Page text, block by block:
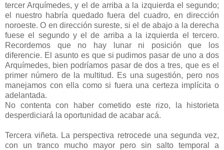
tercer Arquímedes, y el de arriba a la izquierda el segundo;
el nuestro habría quedado fuera del cuadro, en dirección
noroeste. O en dirección sureste, si el de abajo a la derecha
fuese el segundo y el de arriba a la izquierda el tercero.
Recordemos que no hay lunar ni posición que los
diferencie. El asunto es que si pudimos pasar de uno a dos
Arquímedes, bien podríamos pasar de dos a tres, que es el
primer número de la multitud. Es una sugestión, pero nos
manejamos con ella como si fuera una certeza implícita o
adelantada.
No contenta con haber cometido este rizo, la historieta
desperdiciará la oportunidad de acabar acá.
Tercera viñeta. La perspectiva retrocede una segunda vez,
con un tranco mucho mayor pero sin salto temporal a